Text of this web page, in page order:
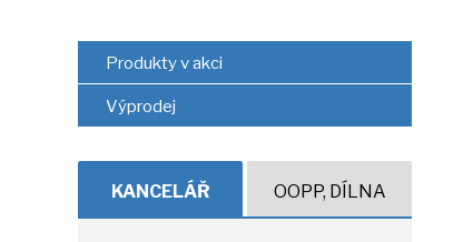
Produkty v akci
Výprodej
KANCELÁŘ OOPP, DÍLNA